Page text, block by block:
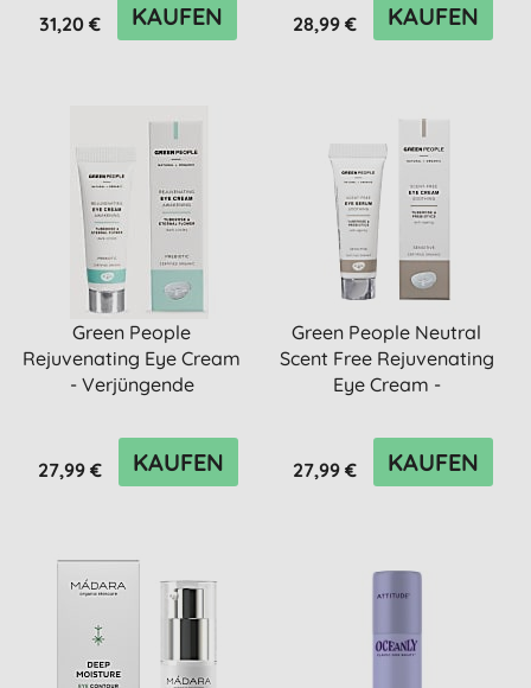
31,20 € KAUFEN 28,99 € KAUFEN
Green People
Rejuvenating Eye Cream
- Verjüngende
27,99 € KAUFEN
Green People Neutral
Scent Free Rejuvenating
Eye Cream -
27,99 € KAUFEN